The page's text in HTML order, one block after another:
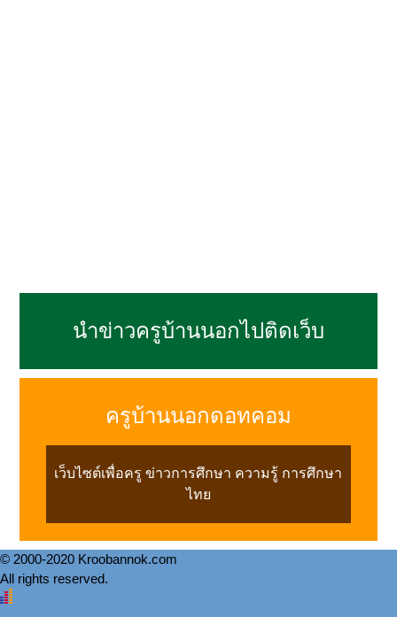
นำข่าวครูบ้านนอกไปติดเว็บ
ครูบ้านนอกดอทคอม
เว็บไซต์เพื่อครู ข่าวการศึกษา ความรู้ การศึกษา
ไทย
© 2000-2020 Kroobannok.com
All rights reserved.